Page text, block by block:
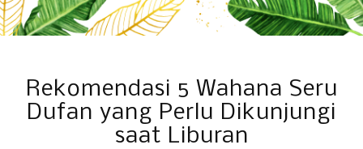
Rekomendasi 5 Wahana Seru
Dufan yang Perlu Dikunjungi
saat Liburan